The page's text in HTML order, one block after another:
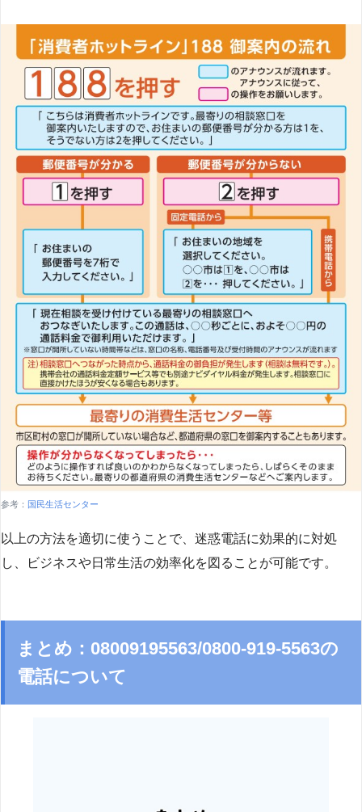
参考： 国民生活センター
以上の方法を適切に使うことで、迷惑電話に効果的に対処
し、ビジネスや日常生活の効率化を図ることが可能です。
まとめ：08009195563/0800-919-5563の
電話について